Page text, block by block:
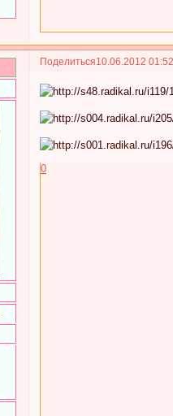
Поделиться10.06.2012
0